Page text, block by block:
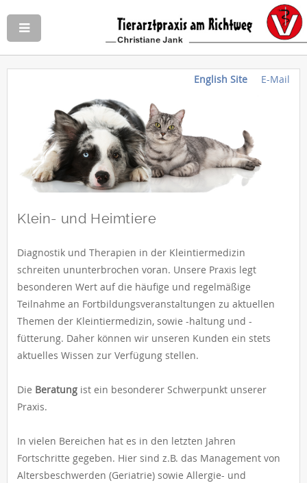
English Site E-Mail
Klein- und Heimtiere
Diagnostik und Therapien in der Kleintiermedizin
schreiten ununterbrochen voran. Unsere Praxis legt
besonderen Wert auf die häufige und regelmäßige
Teilnahme an Fortbildungsveranstaltungen zu aktuellen
Themen der Kleintiermedizin, sowie -haltung und -
fütterung. Daher können wir unseren Kunden ein stets
aktuelles Wissen zur Verfügung stellen.
Die Beratung ist ein besonderer Schwerpunkt unserer
Praxis.
In vielen Bereichen hat es in den letzten Jahren
Fortschritte gegeben. Hier sind z.B. das Management von
Altersbeschwerden (Geriatrie) sowie Allergie- und